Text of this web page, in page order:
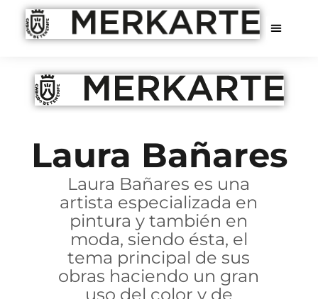
Laura Bañares
Laura Bañares es una
artista especializada en
pintura y también en
moda, siendo ésta, el
tema principal de sus
obras haciendo un gran
uso del color y de